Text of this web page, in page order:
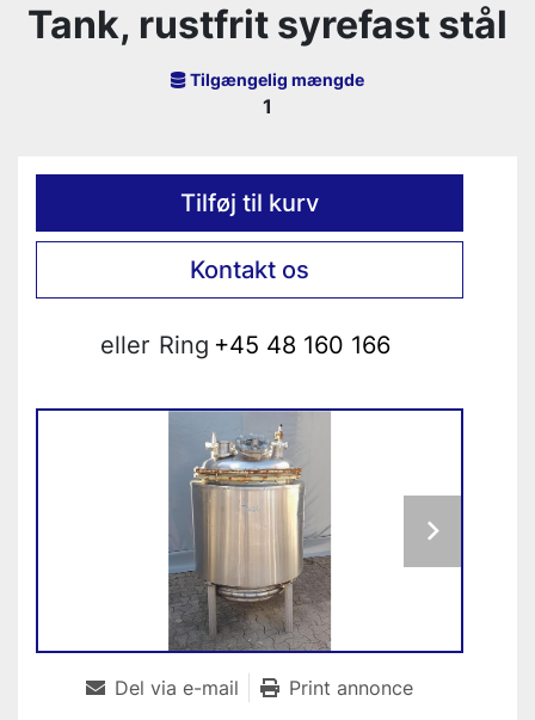
Tank, rustfrit syrefast stål
Tilgængelig mængde
1
Tilføj til kurv
Kontakt os
eller Ring +45 48 160 166
Del via e-mail Print annonce